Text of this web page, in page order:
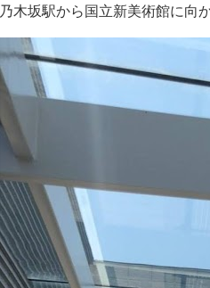
乃木坂駅から国立新美術館に向